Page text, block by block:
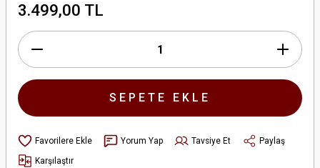
3.499,00 TL
SEPETE EKLE
Yorum Yap Tavsiye Et
Paylaş
Karşılaştır